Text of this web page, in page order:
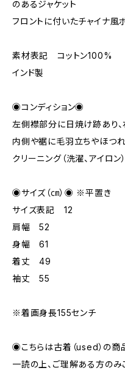
のあるジャケット
フロントに付いたチャイナ風
素材表記 コットン100%
インド製
◉コンディション◉
左側襟部分に日焼け跡あり
内側や裾に毛羽立ちやほつ
クリーニング（洗濯、アイロン
◉サイズ（㎝）◉ ※平置き
サイズ表記 12
肩幅 52
身幅 61
着丈 49
袖丈 55
※着画身長155センチ
◉こちらは古着（used）の商
一読の上、ご理解ある方のみ